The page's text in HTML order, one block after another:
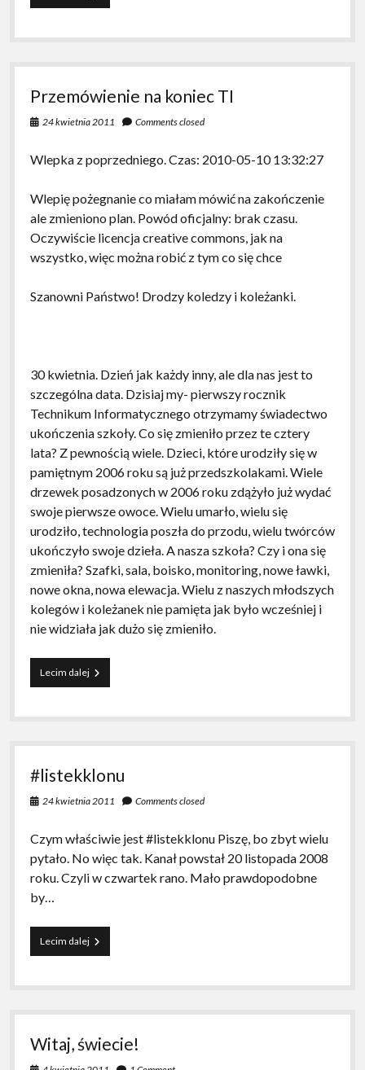
jaja,
jak
z
zrobiłam
Przemówienie na koniec TI
24 kwietnia 2011 Comments closed
Wlepka z poprzedniego. Czas: 2010-05-10 13:32:27
Wlepię pożegnanie co miałam mówić na zakończenie
ale zmieniono plan. Powód oficjalny: brak czasu.
Oczywiście licencja creative commons, jak na
wszystko, więc można robić z tym co się chce
Szanowni Państwo! Drodzy koledzy i koleżanki.
30 kwietnia. Dzień jak każdy inny, ale dla nas jest to
szczególna data. Dzisiaj my- pierwszy rocznik
Technikum Informatycznego otrzymamy świadectwo
ukończenia szkoły. Co się zmieniło przez te cztery
lata? Z pewnością wiele. Dzieci, które urodziły się w
pamiętnym 2006 roku są już przedszkolakami. Wiele
drzewek posadzonych w 2006 roku zdążyło już wydać
swoje pierwsze owoce. Wielu umarło, wielu się
urodziło, technologia poszła do przodu, wielu twórców
ukończyło swoje dzieła. A nasza szkoła? Czy i ona się
zmieniła? Szafki, sala, boisko, monitoring, nowe ławki,
nowe okna, nowa elewacja. Wielu z naszych młodszych
kolegów i koleżanek nie pamięta jak było wcześniej i
nie widziała jak dużo się zmieniło.
Lecim dalejPrzemówienie
na
TI
#listekklonu
24 kwietnia 2011 Comments closed
Czym właściwie jest #listekklonu Piszę, bo zbyt wielu
pytało. No więc tak. Kanał powstał 20 listopada 2008
roku. Czyli w czwartek rano. Mało prawdopodobne
by…
Lecim dalej#listekklonu
Witaj, świecie!